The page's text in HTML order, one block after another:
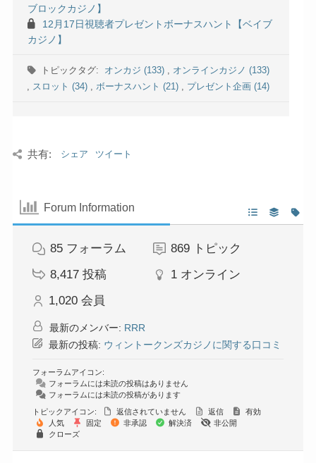
ブロックカジノ】
12月17日視聴者プレゼントボーナスハント【ベイブ
カジノ】
トピックタグ: オンカジ (133) , オンラインカジノ (133)
, スロット (34) , ボーナスハント (21) , プレゼント企画 (14)
共有: シェア ツイート
Forum Information
85 フォーラム 869 トピック
8,417 投稿 1 オンライン
1,020 会員
最新のメンバー: RRR
最新の投稿: ウィントークンズカジノに関する口コミ
フォーラムアイコン:
フォーラムには未読の投稿はありません
フォーラムには未読の投稿があります
トピックアイコン:
返信されていません 返信
有効
人気
固定 非承認 解決済
非公開
クローズ